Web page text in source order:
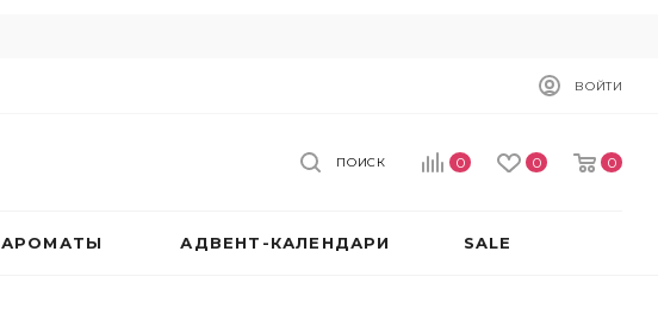
ВОЙТИ
0 0 0
ПОИСК
АРОМАТЫ АДВЕНТ-КАЛЕНДАРИ SALE